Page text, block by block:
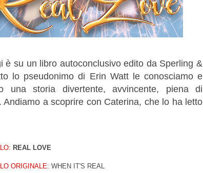
è su un libro autoconclusivo edito da Sperling &
lo pseudonimo di Erin Watt le conosciamo e
una storia divertente, avvincente, piena di
a scoprire con Caterina, che lo ha letto
REAL LOVE
ORIGINALE: WHEN IT'S REAL